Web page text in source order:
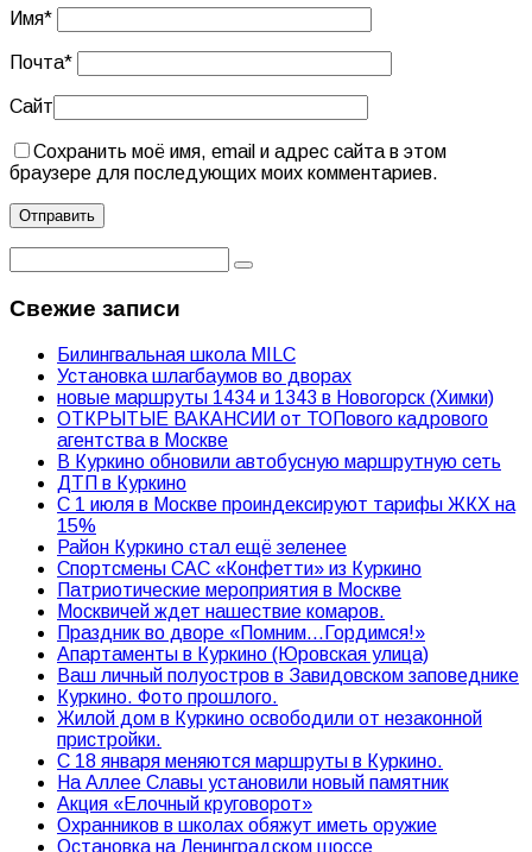
Имя*
Почта*
Сайт
Сохранить моё имя, email и адрес сайта в этом
браузере для последующих моих комментариев.
Свежие записи
Билингвальная школа MILC
Установка шлагбаумов во дворах
новые маршруты 1434 и 1343 в Новогорск (Химки)
ОТКРЫТЫЕ ВАКАНСИИ от ТОПового кадрового
агентства в Москве
В Куркино обновили автобусную маршрутную сеть
ДТП в Куркино
С 1 июля в Москве проиндексируют тарифы ЖКХ на
15%
Район Куркино стал ещё зеленее
Спортсмены САС «Конфетти» из Куркино
Патриотические мероприятия в Москве
Москвичей ждет нашествие комаров.
Праздник во дворе «Помним…Гордимся!»
Апартаменты в Куркино (Юровская улица)
Ваш личный полуостров в Завидовском заповеднике
Куркино. Фото прошлого.
Жилой дом в Куркино освободили от незаконной
пристройки.
С 18 января меняются маршруты в Куркино.
На Аллее Славы установили новый памятник
Акция «Елочный круговорот»
Охранников в школах обяжут иметь оружие
Остановка на Ленинградском шоссе